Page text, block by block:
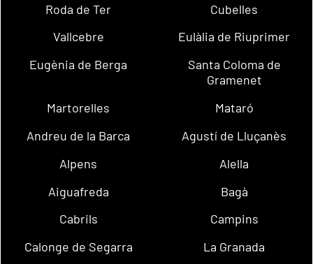
Roda de Ter
Cubelles
Vallcebre
Eulàlia de Riuprimer
Eugènia de Berga
Santa Coloma de
Gramenet
Martorelles
Mataró
Andreu de la Barca
Agustí de Lluçanès
Alpens
Alella
Aiguafreda
Bagà
Cabrils
Campins
Calonge de Segarra
La Granada